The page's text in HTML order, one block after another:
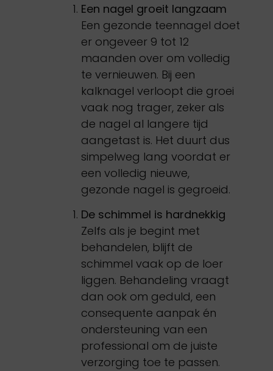
Een nagel groeit langzaam
Een gezonde teennagel doet
er ongeveer 9 tot 12
maanden over om volledig
te vernieuwen. Bij een
kalknagel verloopt die groei
vaak nog trager, zeker als
de nagel al langere tijd
aangetast is. Het duurt dus
simpelweg lang voordat er
een volledig nieuwe,
gezonde nagel is gegroeid.
De schimmel is hardnekkig
Zelfs als je begint met
behandelen, blijft de
schimmel vaak op de loer
liggen. Behandeling vraagt
dan ook om geduld, een
consequente aanpak én
ondersteuning van een
professional om de juiste
verzorging toe te passen.